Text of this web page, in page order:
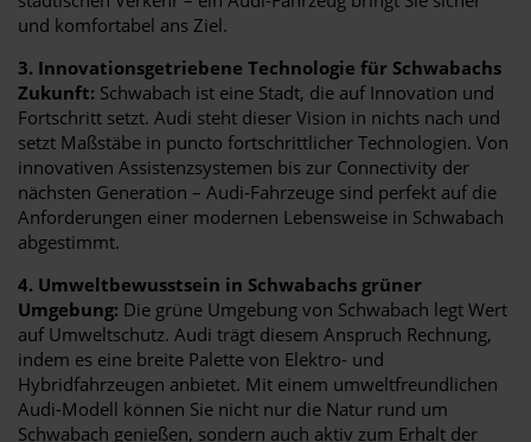
und komfortabel ans Ziel.
3. Innovationsgetriebene Technologie für Schwabachs
Zukunft: Schwabach ist eine Stadt, die auf Innovation und
Fortschritt setzt. Audi steht dieser Vision in nichts nach und
setzt Maßstäbe in puncto fortschrittlicher Technologien. Von
innovativen Assistenzsystemen bis zur Connectivity der
nächsten Generation – Audi-Fahrzeuge sind perfekt auf die
Anforderungen einer modernen Lebensweise in Schwabach
abgestimmt.
4. Umweltbewusstsein in Schwabachs grüner
Umgebung: Die grüne Umgebung von Schwabach legt Wert
auf Umweltschutz. Audi trägt diesem Anspruch Rechnung,
indem es eine breite Palette von Elektro- und
Hybridfahrzeugen anbietet. Mit einem umweltfreundlichen
Audi-Modell können Sie nicht nur die Natur rund um
Schwabach genießen, sondern auch aktiv zum Erhalt der